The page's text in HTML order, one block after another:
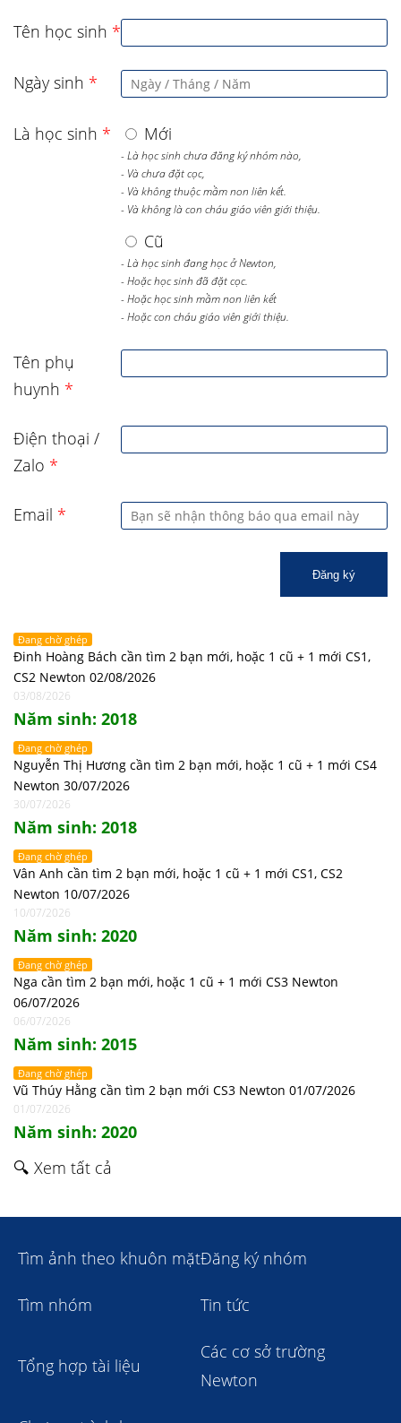
Tên học sinh *
Ngày sinh *
Là học sinh * Mới
- Là học sinh chưa đăng ký nhóm nào,
- Và chưa đặt cọc,
- Và không thuộc mầm non liên kết.
- Và không là con cháu giáo viên giới thiệu.
Cũ
- Là học sinh đang học ở Newton,
- Hoặc học sinh đã đặt cọc.
- Hoặc học sinh mầm non liên kết
- Hoặc con cháu giáo viên giới thiệu.
Tên phụ
huynh *
Điện thoại /
Zalo *
Email *
Đăng ký
Đang chờ ghép
Đinh Hoàng Bách cần tìm 2 bạn mới, hoặc 1 cũ + 1 mới CS1,
CS2 Newton 02/08/2026
03/08/2026
Năm sinh: 2018
Đang chờ ghép
Nguyễn Thị Hương cần tìm 2 bạn mới, hoặc 1 cũ + 1 mới CS4
Newton 30/07/2026
30/07/2026
Năm sinh: 2018
Đang chờ ghép
Vân Anh cần tìm 2 bạn mới, hoặc 1 cũ + 1 mới CS1, CS2
Newton 10/07/2026
10/07/2026
Năm sinh: 2020
Đang chờ ghép
Nga cần tìm 2 bạn mới, hoặc 1 cũ + 1 mới CS3 Newton
06/07/2026
06/07/2026
Năm sinh: 2015
Đang chờ ghép
Vũ Thúy Hằng cần tìm 2 bạn mới CS3 Newton 01/07/2026
01/07/2026
Năm sinh: 2020
🔍 Xem tất cả
Tìm ảnh theo khuôn mặtĐăng ký nhóm
Tìm nhóm Tin tức
Tổng hợp tài liệu
Các cơ sở trường
Newton